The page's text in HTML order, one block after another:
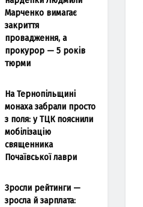
Марченко вимагає
закриття
провадження, а
прокурор — 5 років
тюрми
На Тернопільщині
монаха забрали просто
з поля: у ТЦК пояснили
мобілізацію
священника
Почаївської лаври
Зросли рейтинги —
зросла й зарплата: